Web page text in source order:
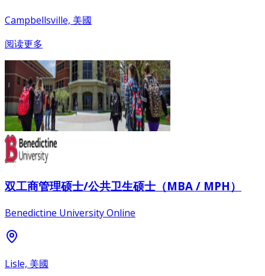
Campbellsville, 美國
阅读更多
双工商管理硕士/公共卫生硕士（MBA / MPH）
Benedictine University Online
Lisle, 美國